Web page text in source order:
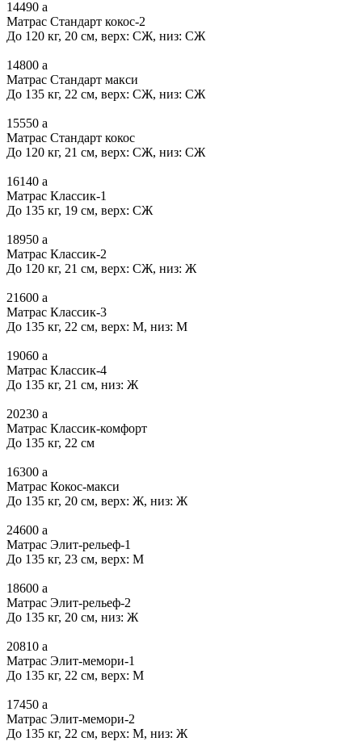
14490 a
Матрас Стандарт кокос-2
До 120 кг, 20 см, верх: СЖ, низ: СЖ
14800 a
Матрас Стандарт макси
До 135 кг, 22 см, верх: СЖ, низ: СЖ
15550 a
Матрас Стандарт кокос
До 120 кг, 21 см, верх: СЖ, низ: СЖ
16140 a
Матрас Классик-1
До 135 кг, 19 см, верх: СЖ
18950 a
Матрас Классик-2
До 120 кг, 21 см, верх: СЖ, низ: Ж
21600 a
Матрас Классик-3
До 135 кг, 22 см, верх: М, низ: М
19060 a
Матрас Классик-4
До 135 кг, 21 см, низ: Ж
20230 a
Матрас Классик-комфорт
До 135 кг, 22 см
16300 a
Матрас Кокос-макси
До 135 кг, 20 см, верх: Ж, низ: Ж
24600 a
Матрас Элит-рельеф-1
До 135 кг, 23 см, верх: М
18600 a
Матрас Элит-рельеф-2
До 135 кг, 20 см, низ: Ж
20810 a
Матрас Элит-мемори-1
До 135 кг, 22 см, верх: М
17450 a
Матрас Элит-мемори-2
До 135 кг, 22 см, верх: М, низ: Ж